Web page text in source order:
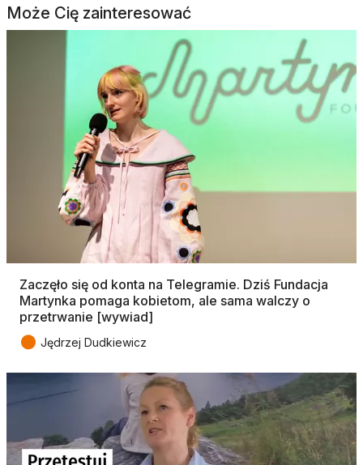
Może Cię zainteresować
Zaczęło się od konta na Telegramie. Dziś Fundacja
Martynka pomaga kobietom, ale sama walczy o
przetrwanie [wywiad]
● Jędrzej Dudkiewicz